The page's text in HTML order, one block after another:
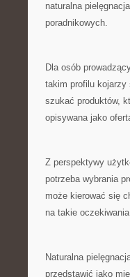
naturalna
poradnikowych.
Dla osób
takim profilu kojarzy
szukać produktów,
opisywana jako
Z perspektywy
potrzeba wybrania
może kierować się
na takie
Naturalna
przedstawić jako